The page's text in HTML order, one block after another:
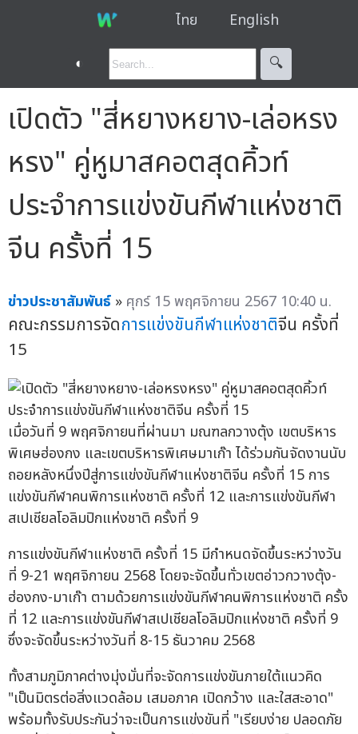
ไทย English
◐ 🔍︎
เปิดตัว "สี่หยางหยาง-เล่อหรง
หรง" คู่หูมาสคอตสุดคิ้วท์
ประจำการแข่งขันกีฬาแห่งชาติ
จีน ครั้งที่ 15
ข่าวประชาสัมพันธ์ » ศุกร์ 15 พฤศจิกายน 2567 10:40 น.
คณะกรรมการจัดการแข่งขันกีฬาแห่งชาติจีน ครั้งที่
15
เมื่อวันที่ 9 พฤศจิกายนที่ผ่านมา มณฑลกวางตุ้ง เขตบริหาร
พิเศษฮ่องกง และเขตบริหารพิเศษมาเก๊า ได้ร่วมกันจัดงานนับ
ถอยหลังหนึ่งปีสู่การแข่งขันกีฬาแห่งชาติจีน ครั้งที่ 15 การ
แข่งขันกีฬาคนพิการแห่งชาติ ครั้งที่ 12 และการแข่งขันกีฬา
สเปเชียลโอลิมปิกแห่งชาติ ครั้งที่ 9
การแข่งขันกีฬาแห่งชาติ ครั้งที่ 15 มีกำหนดจัดขึ้นระหว่างวัน
ที่ 9-21 พฤศจิกายน 2568 โดยจะจัดขึ้นทั่วเขตอ่าวกวางตุ้ง-
ฮ่องกง-มาเก๊า ตามด้วยการแข่งขันกีฬาคนพิการแห่งชาติ ครั้ง
ที่ 12 และการแข่งขันกีฬาสเปเชียลโอลิมปิกแห่งชาติ ครั้งที่ 9
ซึ่งจะจัดขึ้นระหว่างวันที่ 8-15 ธันวาคม 2568
ทั้งสามภูมิภาคต่างมุ่งมั่นที่จะจัดการแข่งขันภายใต้แนวคิด
"เป็นมิตรต่อสิ่งแวดล้อม เสมอภาค เปิดกว้าง และใสสะอาด"
พร้อมทั้งรับประกันว่าจะเป็นการแข่งขันที่ "เรียบง่าย ปลอดภัย